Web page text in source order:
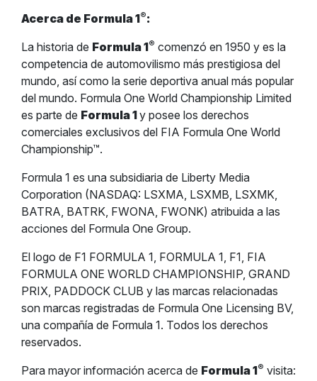
Acerca de Formula 1®:
La historia de Formula 1® comenzó en 1950 y es la
competencia de automovilismo más prestigiosa del
mundo, así como la serie deportiva anual más popular
del mundo. Formula One World Championship Limited
es parte de Formula 1y posee los derechos
comerciales exclusivos del FIA Formula One World
Championship™.
Formula 1 es una subsidiaria de Liberty Media
Corporation (NASDAQ: LSXMA, LSXMB, LSXMK,
BATRA, BATRK, FWONA, FWONK) atribuida a las
acciones del Formula One Group.
El logo de F1 FORMULA 1, FORMULA 1, F1, FIA
FORMULA ONE WORLD CHAMPIONSHIP, GRAND
PRIX, PADDOCK CLUB y las marcas relacionadas
son marcas registradas de Formula One Licensing BV,
una compañía de Formula 1. Todos los derechos
reservados.
Para mayor información acerca de Formula 1® visita: